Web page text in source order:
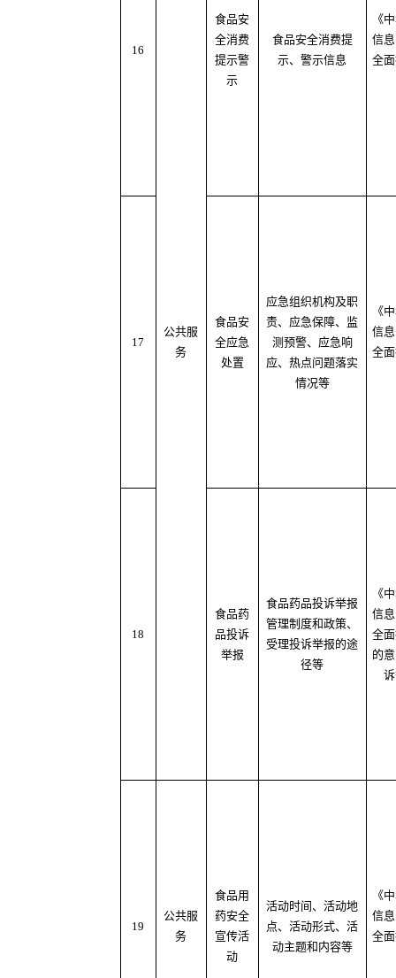
16
公共服
务
食品安
全消费
提示警
示
食品安全消费提
示、警示信息
《
信
全
17
食品安
全应急
处置
应急组织机构及职
责、应急保障、监
测预警、应急响
应、热点问题落实
情况等
《
信
全
18
食品药
品投诉
举报
食品药品投诉举报
管理制度和政策、
受理投诉举报的途
径等
《
信
全
的
19
公共服
务
食品用
药安全
宣传活
动
活动时间、活动地
点、活动形式、活
动主题和内容等
《
信
全